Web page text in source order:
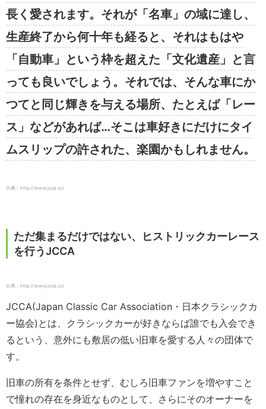
長く愛されます。それが「名車」の域に達し、
生産終了から何十年も経ると、それはもはや
「自動車」という枠を超えた「文化遺産」と言
っても良いでしょう。それでは、そんな車にか
つてと同じ輝きを与える場所、たとえば「レー
ス」などがあれば…そこは車好きにだけにタイ
ムスリップの許された、楽園かもしれません。
出典：http://www.jcca.cc/
ただ集まるだけではない、ヒストリックカーレース
を行うJCCA
出典：http://www.jcca.cc/
JCCA(Japan Classic Car Association・日本クラシックカ
ー協会)とは、クラシックカーが好きならば誰でも入会でき
るという、意外にも敷居の低い旧車を愛する人々の団体で
す。
旧車の所有を条件とせず、むしろ旧車ファンを増やすこと
で憧れの存在を身近なものとして、さらにそのオーナーを